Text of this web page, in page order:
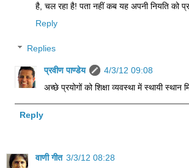
है, चल रहा है! पता नहीं कब यह अपनी नियति को
Reply
Replies
प्रवीण पाण्डेय
4/3/12 09:08
अच्छे प्रयोगों को शिक्षा व्यवस्था में स्थायी स्थान
Reply
वाणी गीत 3/3/12 08:28